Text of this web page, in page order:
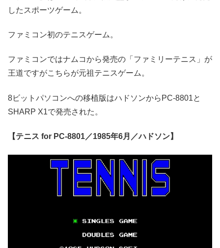
したスポーツゲーム。
ファミコン初のテニスゲーム。
ファミコンではナムコから発売の「ファミリーテニス」が
王道ですがこちらが元祖テニスゲーム。
8ビットパソコンへの移植版はハドソンからPC-8801と
SHARP X1で発売された。
【テニス for PC-8801／1985年6月／ハドソン】